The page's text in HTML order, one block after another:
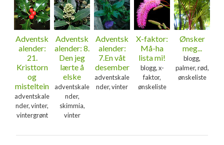
Adventsk
alender:
21.
Kristtorn
og
misteltein
adventskale
nder, vinter,
vintergrønt
Adventsk
alender: 8.
Den jeg
lærte å
elske
adventskale
nder,
skimmia,
vinter
Adventsk
alender:
7.En våt
desember
adventskale
nder, vinter
X-faktor:
Må-ha
lista mi!
blogg, x-
faktor,
ønskeliste
Ønsker
meg...
blogg,
palmer, rød,
ønskeliste